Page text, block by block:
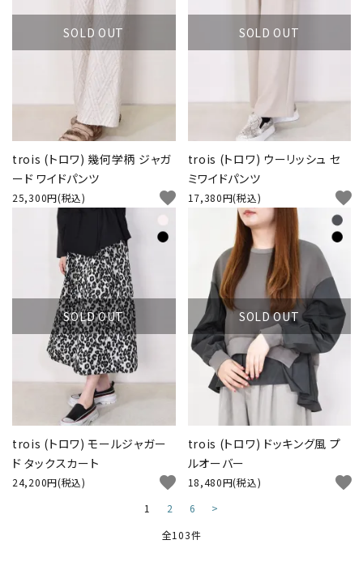
SOLD OUT
trois (トロワ) 幾何学柄 ジャガ
ード ワイドパンツ
25,300円(税込) favorite
SOLD OUT
trois (トロワ) ウーリッシュ セ
ミワイドパンツ
17,380円(税込) favorite
SOLD OUT
trois (トロワ) モールジャガー
ド タックスカート
24,200円(税込) favorite
SOLD OUT
trois (トロワ) ドッキング風 プ
ルオーバー
18,480円(税込) favorite
1 2 6
>
全103件